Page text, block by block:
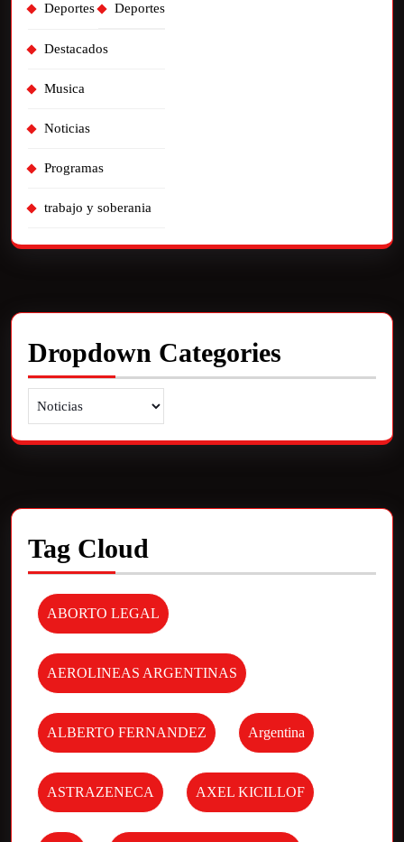
Deportes Deportes
Destacados
Musica
Noticias
Programas
trabajo y soberania
Dropdown Categories
Tag Cloud
ABORTO LEGAL
AEROLINEAS ARGENTINAS
ALBERTO FERNANDEZ Argentina
ASTRAZENECA AXEL KICILLOF